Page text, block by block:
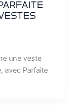
une veste
avec Parfaite